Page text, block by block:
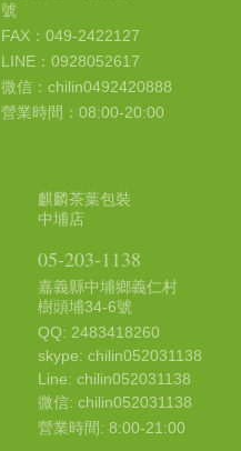
號
FAX：049-2422127
LINE：0928052617
微信：chilin0492420888
營業時間：08:00-20:00
麒麟茶葉包裝
中埔店
05-203-1138
嘉義縣中埔鄉義仁村
樹頭埔34-6號
QQ: 2483418260
skype: chilin052031138
Line: chilin052031138
微信: chilin052031138
營業時間: 8:00-21:00